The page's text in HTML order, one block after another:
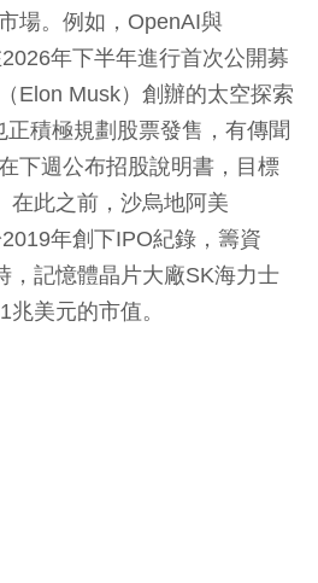
場。例如，OpenAI與
年下半年進行首次公開募
Elon Musk）創辦的太空探索
積極規劃股票發售，有傳聞
下週公布招股說明書，目標
在此之前，沙烏地阿美
2019年創下IPO紀錄，籌資
，記憶體晶片大廠SK海力士
兆美元的市值。